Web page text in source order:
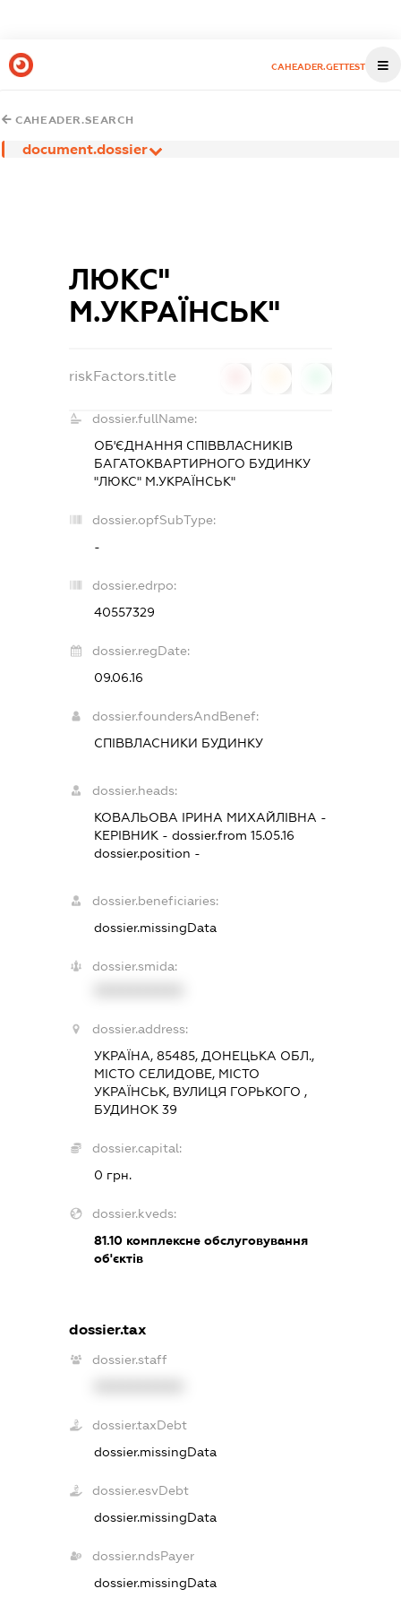
CAHEADER.GETTEST
CAHEADER.SEARCH
document.dossier
ЛЮКС"
М.УКРАЇНСЬК"
riskFactors.title
dossier.fullName:
ОБ'ЄДНАННЯ СПІВВЛАСНИКІВ
БАГАТОКВАРТИРНОГО БУДИНКУ
"ЛЮКС" М.УКРАЇНСЬК"
dossier.opfSubType:
-
dossier.edrpo:
40557329
dossier.regDate:
09.06.16
dossier.foundersAndBenef:
СПІВВЛАСНИКИ БУДИНКУ
dossier.heads:
КОВАЛЬОВА ІРИНА МИХАЙЛІВНА -
КЕРІВНИК - dossier.from 15.05.16
dossier.position -
dossier.beneficiaries:
dossier.missingData
dossier.smida:
dossier.address:
УКРАЇНА, 85485, ДОНЕЦЬКА ОБЛ.,
МІСТО СЕЛИДОВЕ, МІСТО
УКРАЇНСЬК, ВУЛИЦЯ ГОРЬКОГО ,
БУДИНОК 39
dossier.capital:
0 грн.
dossier.kveds:
81.10комплексне обслуговування
об'єктів
dossier.tax
dossier.staff
dossier.taxDebt
dossier.missingData
dossier.esvDebt
dossier.missingData
dossier.ndsPayer
dossier.missingData